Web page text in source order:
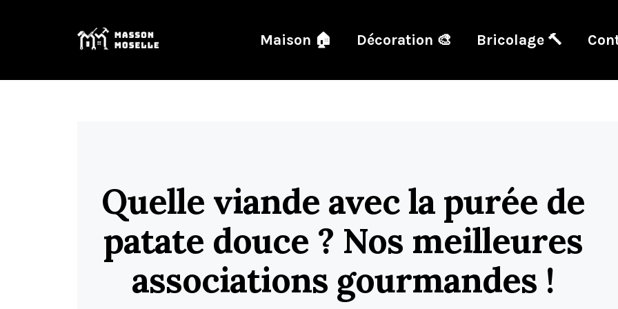
Maison 🏠 Décoration 🎨 Bricolage 🔨
Quelle viande avec la purée de
patate douce ? Nos meilleures
associations gourmandes !